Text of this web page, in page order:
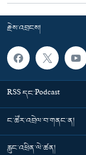
རྗེས་འབྲངས།
RSS དང་Podcast
ང་ཚོར་འབྲེལ་བ་གནང་ན།
རླུང་འཕྲིན་ལེ་ཚན།